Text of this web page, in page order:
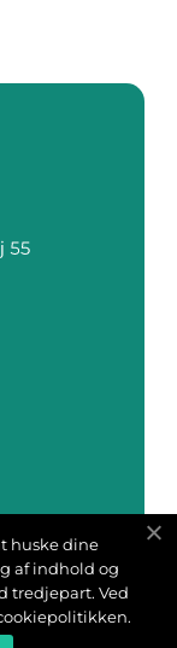
huske dine
af indhold og
tredjepart. Ved